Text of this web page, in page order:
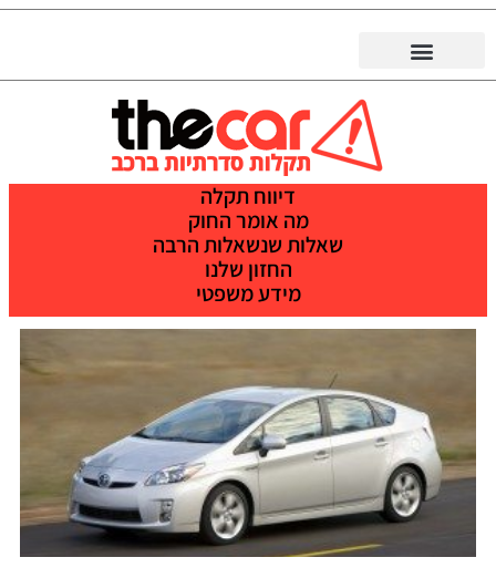
דיווח תקלה
מה אומר החוק
שאלות שנשאלות הרבה
החזון שלנו
מידע משפטי